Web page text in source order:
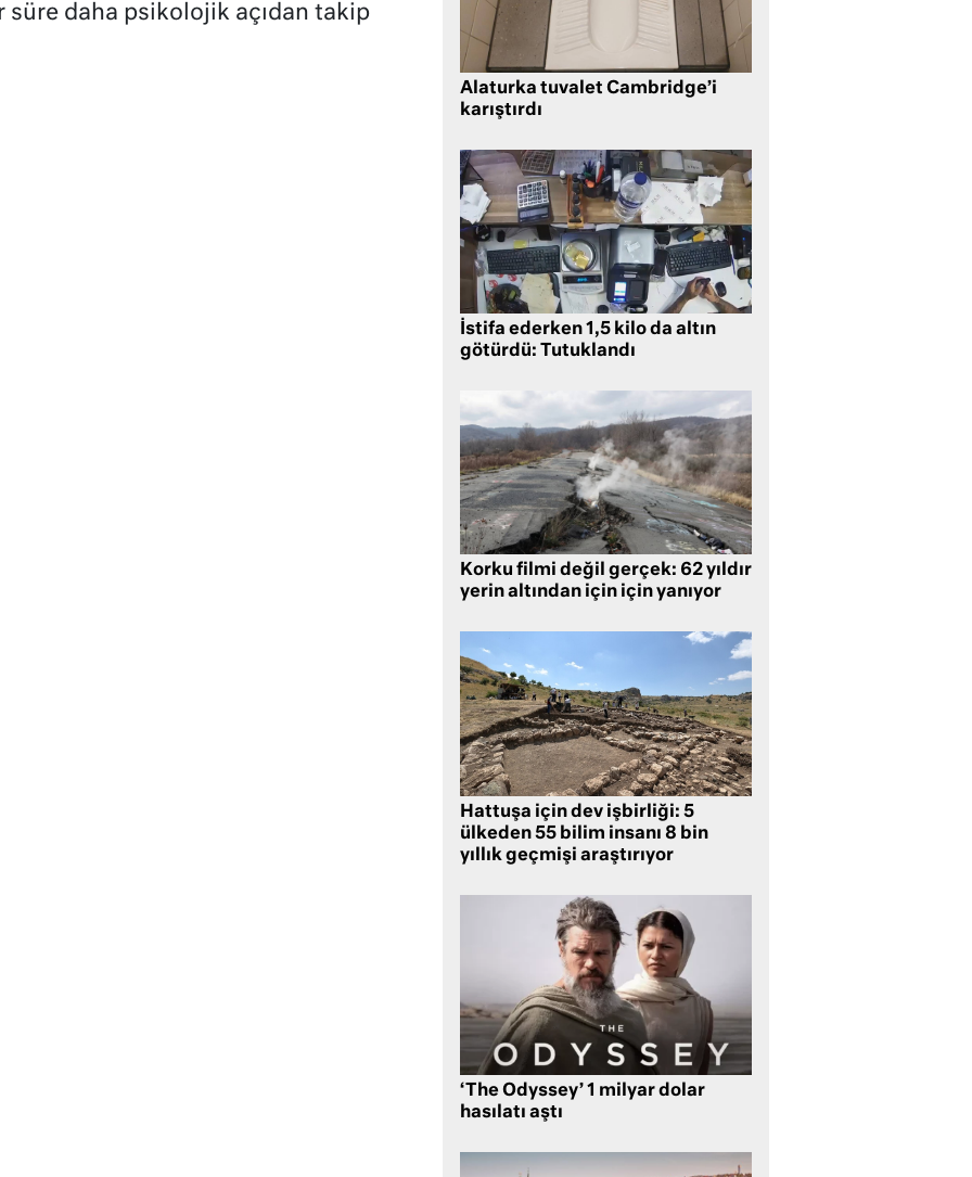
süre daha psikolojik açıdan takip
Alaturka tuvalet Cambridge’i
karıştırdı
İstifa ederken 1,5 kilo da altın
götürdü: Tutuklandı
Korku filmi değil gerçek: 62 yıldır
yerin altından için için yanıyor
Hattuşa için dev işbirliği: 5
ülkeden 55 bilim insanı 8 bin
yıllık geçmişi araştırıyor
‘The Odyssey’ 1 milyar dolar
hasılatı aştı